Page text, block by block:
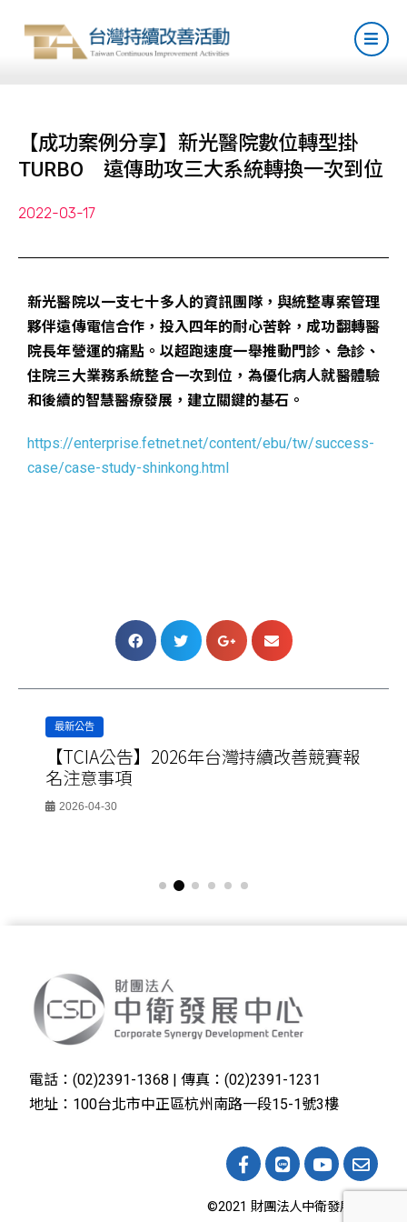
【成功案例分享】新光醫院數位轉型掛
TURBO 遠傳助攻三大系統轉換一次到位
2022-03-17
新光醫院以一支七十多人的資訊團隊，與統整專案管理
夥伴遠傳電信合作，投入四年的耐心苦幹，成功翻轉醫
院長年營運的痛點。以超跑速度一舉推動門診、急診、
住院三大業務系統整合一次到位，為優化病人就醫體驗
和後續的智慧醫療發展，建立關鍵的基石。
https://enterprise.fetnet.net/content/ebu/tw/success-
case/case-study-shinkong.html
最新公告
【TCIA公告】2026年台灣持續改善競賽報
名注意事項
2026-04-30
電話：(02)2391-1368 | 傳真：(02)2391-1231
地址：100台北市中正區杭州南路一段15-1號3樓
©2021 財團法人中衛發展中心